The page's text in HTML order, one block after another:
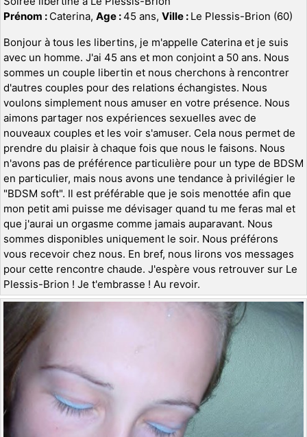
Prénom : Caterina, Age :45 ans, Ville : Le Plessis-Brion (60)
Bonjour à tous les libertins, je m'appelle Caterina et je suis
avec un homme. J'ai 45 ans et mon conjoint a 50 ans. Nous
sommes un couple libertin et nous cherchons à rencontrer
d'autres couples pour des relations échangistes. Nous
voulons simplement nous amuser en votre présence. Nous
aimons partager nos expériences sexuelles avec de
nouveaux couples et les voir s'amuser. Cela nous permet de
prendre du plaisir à chaque fois que nous le faisons. Nous
n'avons pas de préférence particulière pour un type de BDSM
en particulier, mais nous avons une tendance à privilégier le
"BDSM soft". Il est préférable que je sois menottée afin que
mon petit ami puisse me dévisager quand tu me feras mal et
que j'aurai un orgasme comme jamais auparavant. Nous
sommes disponibles uniquement le soir. Nous préférons
vous recevoir chez nous. En bref, nous lirons vos messages
pour cette rencontre chaude. J'espère vous retrouver sur Le
Plessis-Brion ! Je t'embrasse ! Au revoir.